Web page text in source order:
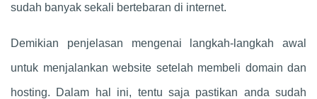
sudah banyak sekali bertebaran di internet.
Demikian penjelasan mengenai langkah-langkah awal
untuk menjalankan website setelah membeli domain dan
hosting. Dalam hal ini, tentu saja pastikan anda sudah